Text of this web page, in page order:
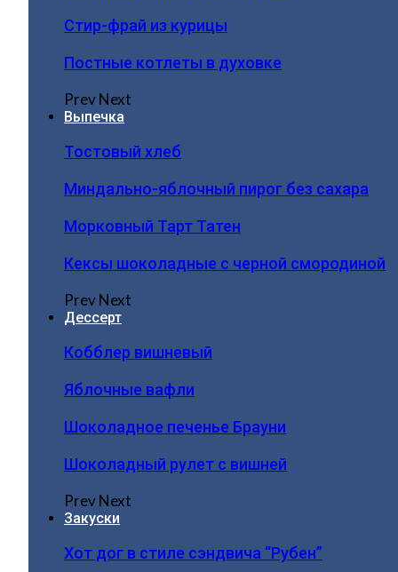
Стир-фрай из курицы
Постные котлеты в духовке
PrevNext
Выпечка
Тостовый хлеб
Миндально-яблочный пирог без сахара
Морковный Тарт Татен
Кексы шоколадные с черной смородиной
PrevNext
Дессерт
Кобблер вишневый
Яблочные вафли
Шоколадное печенье Брауни
Шоколадный рулет с вишней
PrevNext
Закуски
Хот дог в стиле сэндвича “Рубен”